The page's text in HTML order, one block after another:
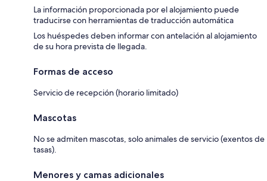
La información proporcionada por el alojamiento puede
traducirse con herramientas de traducción automática
Los huéspedes deben informar con antelación al alojamiento
de su hora prevista de llegada.
Formas de acceso
Servicio de recepción (horario limitado)
Mascotas
No se admiten mascotas, solo animales de servicio (exentos de
tasas).
Menores y camas adicionales